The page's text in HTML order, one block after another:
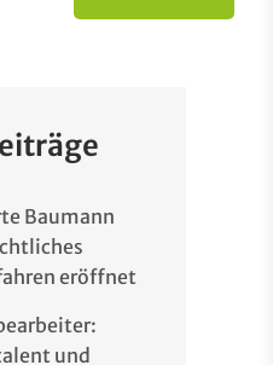
Baumann
eröffnet
und